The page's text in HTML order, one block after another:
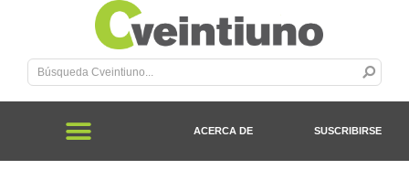
ACERCA DE SUSCRIBIRSE